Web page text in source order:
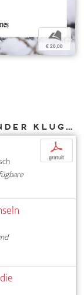
b
€ 20,00
Autres textes de Alexander Kluge parus chez DIAPHANES
p
gratuit